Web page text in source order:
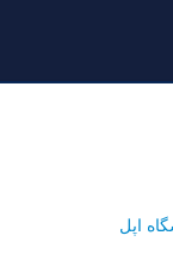
اپل